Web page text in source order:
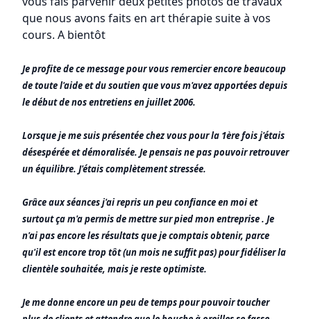
que nous avons faits en art thérapie suite à vos
cours. A bientôt
Je profite de ce message pour vous remercier encore beaucoup
de toute l'aide et du soutien que vous m'avez apportées depuis
le début de nos entretiens en juillet 2006.
Lorsque je me suis présentée chez vous pour la 1ère fois j'étais
désespérée et démoralisée. Je pensais ne pas pouvoir retrouver
un équilibre. J'étais complètement stressée.
Grâce aux séances j'ai repris un peu confiance en moi et
surtout ça m'a permis de mettre sur pied mon entreprise . Je
n'ai pas encore les résultats que je comptais obtenir, parce
qu'il est encore trop tôt (un mois ne suffit pas) pour fidéliser la
clientèle souhaitée, mais je reste optimiste.
Je me donne encore un peu de temps pour pouvoir toucher